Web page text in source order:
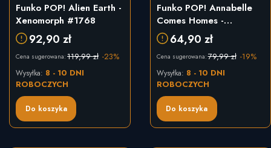
Funko POP! Alien Earth -
Xenomorph #1768
92,90 zł
Cena sugerowana: 119,99 zł -23%
Do koszyka
Wysyłka: 8 - 10 DNI
ROBOCZYCH
Funko POP! Annabelle
Comes Homes -
Annabelle in chair #790
64,90 zł
Cena sugerowana:79,99 zł -19%
Do koszyka
Wysyłka: 8 - 10 DNI
ROBOCZYCH